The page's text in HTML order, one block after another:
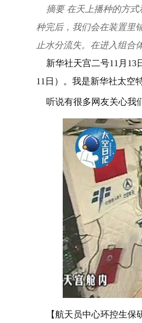
摘要 在天上播种的方
种完后，我们会在装置里
止水分流失。在进入组合
新华社天宫二号11月13
11日）。我是新华社太空
听说有很多网友关心我
【航天员中心环控生保